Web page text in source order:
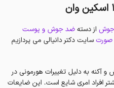
از دستهضد جوش و پوست
صورت سایت دکتر دانیالی می پردازیم
آکنه به دلیل تغییرات هورمونی در
افراد امری شایع است. این ضایعات